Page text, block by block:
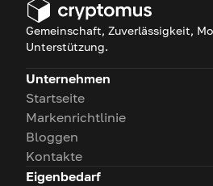
Gemeinschaft, Zuverlässigkeit,
Unterstützung.
Unternehmen
Startseite
Markenrichtlinie
Bloggen
Kontakte
Eigenbedarf